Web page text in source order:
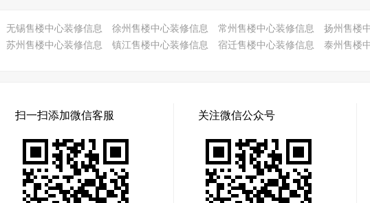
无锡售楼中心装修信息 徐州售楼中心装修信息 常州售楼中心装修信息 扬州售楼
苏州售楼中心装修信息 镇江售楼中心装修信息 宿迁售楼中心装修信息 泰州售楼
扫一扫添加微信客服 关注微信公众号